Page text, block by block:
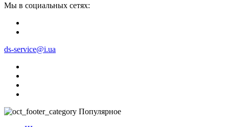
Мы в социальных сетях:
ds-service@i.ua
Популярное